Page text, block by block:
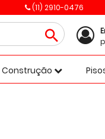
(11) 2910-0476
Construção